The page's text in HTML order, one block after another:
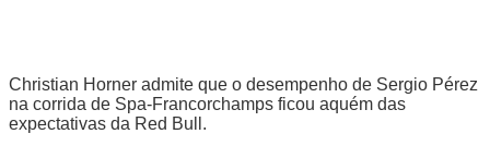
Christian Horner admite que o desempenho de Sergio Pérez
na corrida de Spa-Francorchamps ficou aquém das
expectativas da Red Bull.